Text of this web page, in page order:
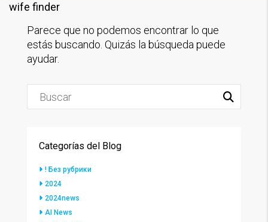
wife finder
Parece que no podemos encontrar lo que
estás buscando. Quizás la búsqueda puede
ayudar.
Categorías del Blog
! Без рубрики
2024
2024news
AI News